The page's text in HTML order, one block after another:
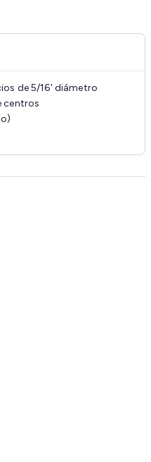
de 5/16' diámetro
centros